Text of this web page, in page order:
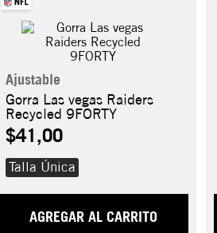
Ajustable
Gorra Las vegas Raiders
Recycled 9FORTY
$41,00
Talla Única
AGREGAR AL CARRITO